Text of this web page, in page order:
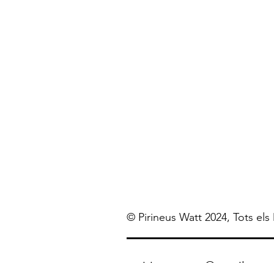
© Pirineus Watt 2024, Tots els